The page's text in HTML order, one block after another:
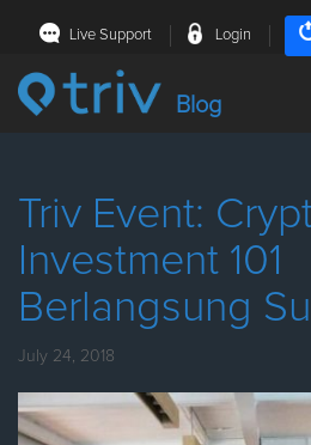
Live Support Login
Blog
Triv Event:
Investment 101
Berlangsung
July 24, 2018